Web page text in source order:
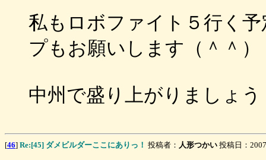
私もロボファイト５行く
プもお願いします（＾＾）
中州で盛り上がりましょう
[46] Re:[45] ダメビルダーここにありっ！ 投稿者： 人形つかい 投稿日：